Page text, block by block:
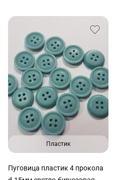
Пластик
Пуговица пластик 4 прокола